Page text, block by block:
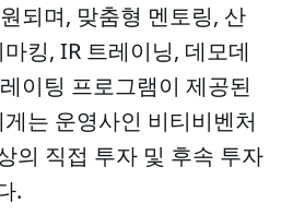
되며, 맞춤형 멘토링, 산
킹, IR 트레이닝, 데모데
이팅 프로그램이 제공된
는 운영사인 비티비벤처
의 직접 투자 및 후속 투자
.